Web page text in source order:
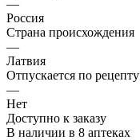
—
Россия
Страна происхождения
—
Латвия
Отпускается по рецепту
—
Нет
Доступно к заказу
В наличии в 8 аптеках